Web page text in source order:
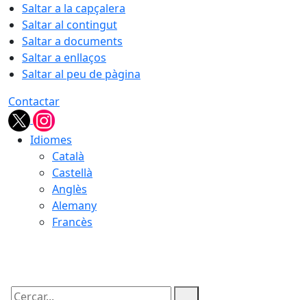
Saltar a la capçalera
Saltar al contingut
Saltar a documents
Saltar a enllaços
Saltar al peu de pàgina
Contactar
Idiomes
Català
Castellà
Anglès
Alemany
Francès